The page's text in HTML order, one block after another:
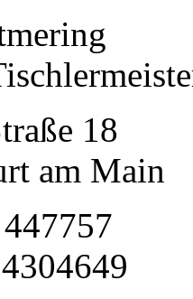
18
am Main